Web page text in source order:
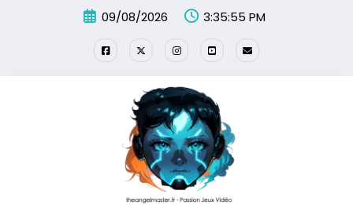
09/08/2026 3:35:56 PM